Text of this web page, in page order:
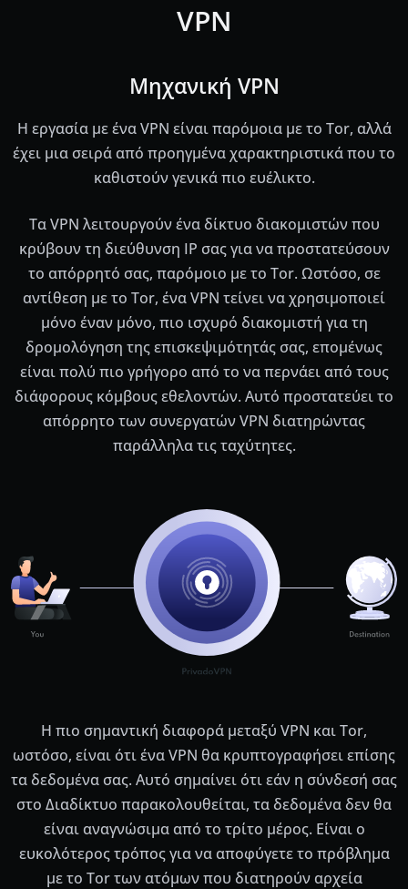
VPN
Μηχανική VPN
Η εργασία με ένα VPN είναι παρόμοια με το Tor, αλλά
έχει μια σειρά από προηγμένα χαρακτηριστικά που το
καθιστούν γενικά πιο ευέλικτο.
Τα VPN λειτουργούν ένα δίκτυο διακομιστών που
κρύβουν τη διεύθυνση IP σας για να προστατεύσουν
το απόρρητό σας, παρόμοιο με το Tor. Ωστόσο, σε
αντίθεση με το Tor, ένα VPN τείνει να χρησιμοποιεί
μόνο έναν μόνο, πιο ισχυρό διακομιστή για τη
δρομολόγηση της επισκεψιμότητάς σας, επομένως
είναι πολύ πιο γρήγορο από το να περνάει από τους
διάφορους κόμβους εθελοντών. Αυτό προστατεύει το
απόρρητο των συνεργατών VPN διατηρώντας
παράλληλα τις ταχύτητες.
Η πιο σημαντική διαφορά μεταξύ VPN και Tor,
ωστόσο, είναι ότι ένα VPN θα κρυπτογραφήσει επίσης
τα δεδομένα σας. Αυτό σημαίνει ότι εάν η σύνδεσή σας
στο Διαδίκτυο παρακολουθείται, τα δεδομένα δεν θα
είναι αναγνώσιμα από το τρίτο μέρος. Είναι ο
ευκολότερος τρόπος για να αποφύγετε το πρόβλημα
με το Tor των ατόμων που διατηρούν αρχεία